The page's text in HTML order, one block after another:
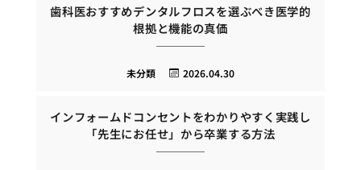
歯科医おすすめデンタルフロスを選ぶべき医学的
根拠と機能の真価
2026.04.30
未分類
インフォームドコンセントをわかりやすく実践し
「先生にお任せ」から卒業する方法